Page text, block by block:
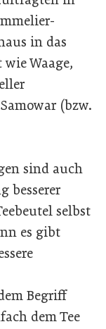
in das
Waage,
(bzw.
sind auch
besserer
selbst
es gibt
Begriff
dem Tee